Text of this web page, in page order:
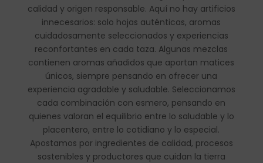
calidad y origen responsable. Aquí no hay artificios
innecesarios: solo hojas auténticas, aromas
cuidadosamente seleccionados y experiencias
reconfortantes en cada taza. Algunas mezclas
contienen aromas añadidos que aportan matices
únicos, siempre pensando en ofrecer una
experiencia agradable y saludable. Seleccionamos
cada combinación con esmero, pensando en
quienes valoran el equilibrio entre lo saludable y lo
placentero, entre lo cotidiano y lo especial.
Apostamos por ingredientes de calidad, procesos
sostenibles y productores que cuidan la tierra